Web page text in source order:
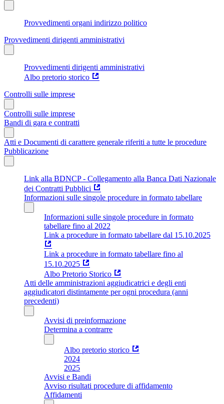
Provvedimenti organi indirizzo politico
Provvedimenti dirigenti amministrativi
Provvedimenti dirigenti amministrativi
Albo pretorio storico
Controlli sulle imprese
Controlli sulle imprese
Bandi di gara e contratti
Atti e Documenti di carattere generale riferiti a tutte le procedure
Pubblicazione
Link alla BDNCP - Collegamento alla Banca Dati Nazionale
dei Contratti Pubblici
Informazioni sulle singole procedure in formato tabellare
Informazioni sulle singole procedure in formato
tabellare fino al 2022
Link a procedure in formato tabellare dal 15.10.2025
Link a procedure in formato tabellare fino al
15.10.2025
Albo Pretorio Storico
Atti delle amministrazioni aggiudicatrici e degli enti
aggiudicatori distintamente per ogni procedura (anni
precedenti)
Avvisi di preinformazione
Determina a contrarre
Albo pretorio storico
2024
2025
Avvisi e Bandi
Avviso risultati procedure di affidamento
Affidamenti